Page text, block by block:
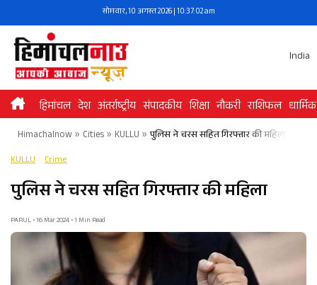
to
content
सोमवार, 10 अगस्त 2026 | 10:37:02 am
India
हिमांचल देश अंतर्राष्ट्रीय संपादकीय शिक्षा नौकरी राशिफल धार्मिक
Himachalnow» Cities» KULLU » पुलिस ने चरस सहित गिरफ्तार की महिला
KULLU Crime
पुलिस ने चरस सहित गिरफ्तार की महिला
PARUL • 16 Mar 2024 • 1 Min Read